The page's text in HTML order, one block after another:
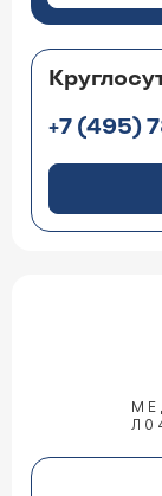
+7 (495)